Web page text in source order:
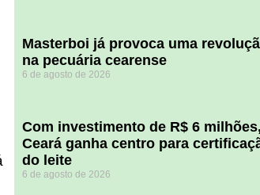
Masterboi já provoca uma
na pecuária cearense
6 de agosto de 2026
Com investimento de R$ 6 milhões,
Ceará ganha centro para
do leite
6 de agosto de 2026